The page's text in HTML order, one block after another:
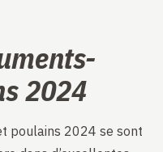
2024
poulains 2024 se sont